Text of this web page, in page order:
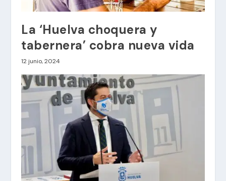
La ‘Huelva choquera y
tabernera’ cobra nueva vida
12 junio, 2024